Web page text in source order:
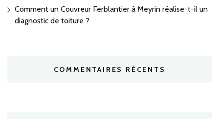
Comment un Couvreur Ferblantier à Meyrin réalise-t-il un
diagnostic de toiture ?
COMMENTAIRES RÉCENTS